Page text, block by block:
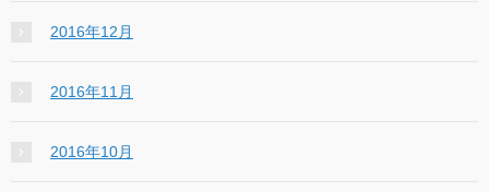
2016年12月
2016年11月
2016年10月